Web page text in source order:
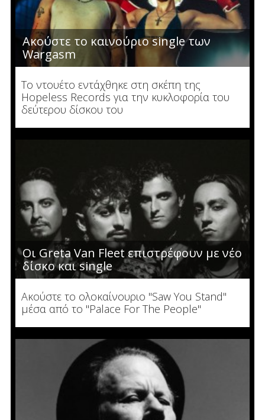
Ακούστε το καινούριο single των
Wargasm
To ντουέτο εντάχθηκε στη σκέπη της
Hopeless Records για την κυκλοφορία του
δεύτερου δίσκου του
Οι Greta Van Fleet επιστρέφουν με νέο
δίσκο και single
Ακούστε το ολοκαίνουριο "Saw You Stand"
μέσα από το "Palace For The People"